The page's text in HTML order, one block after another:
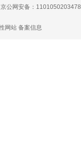
京公网安备：